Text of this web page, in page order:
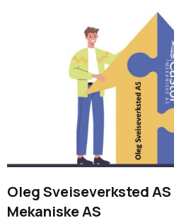
Oleg Sveiseverksted
Mekaniske AS